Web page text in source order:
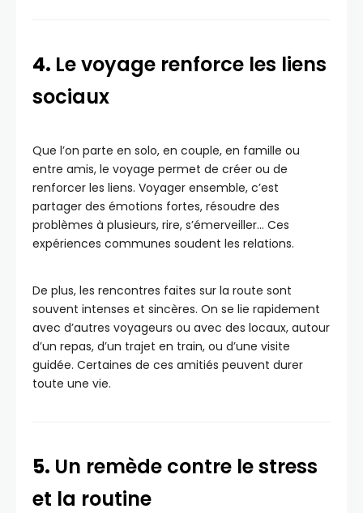
4. Le voyage renforce les liens
sociaux
Que l’on parte en solo, en couple, en famille ou
entre amis, le voyage permet de créer ou de
renforcer les liens. Voyager ensemble, c’est
partager des émotions fortes, résoudre des
problèmes à plusieurs, rire, s’émerveiller… Ces
expériences communes soudent les relations.
De plus, les rencontres faites sur la route sont
souvent intenses et sincères. On se lie rapidement
avec d’autres voyageurs ou avec des locaux, autour
d’un repas, d’un trajet en train, ou d’une visite
guidée. Certaines de ces amitiés peuvent durer
toute une vie.
5. Un remède contre le stress
et la routine